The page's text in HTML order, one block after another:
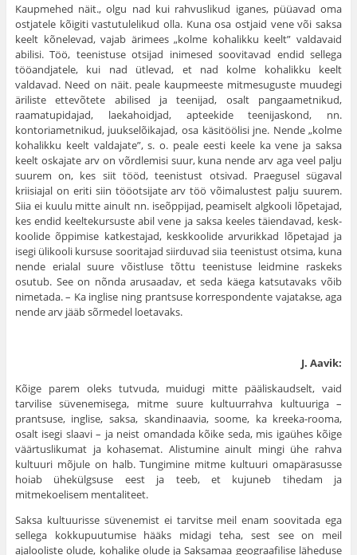
Kaupmehed näit., olgu nad kui rahvuslikud iganes, püüavad oma
ostja­tele kõigiti vastutulelikud olla. Kuna osa ostjaid vene või saksa
keelt kõne­levad, vajab ärimees „kolme kohalikku keelt” valdavaid
abilisi. Töö, teenis­tuse otsijad inimesed soovitavad endid sellega
tööandjatele, kui nad ütlevad, et nad kolme kohalikku keelt
valdavad. Need on näit. peale kaupmeeste mitme­suguste muudegi
äriliste ettevõtete abilised ja teenijad, osalt pangaametnikud,
raamatupidajad, laekahoidjad, apteekide teenijaskond, nn.
kontoriametnikud, juukselõikajad, osa käsitöölisi jne. Nende „kolme
kohalikku keelt valdajate”, s. o. peale eesti keele ka vene ja saksa
keelt oskajate arv on võrdlemisi suur, kuna nende arv aga veel palju
suurem on, kes siit tööd, teenistust otsivad. Praegusel sügaval
kriisiajal on eriti siin tööotsijate arv töö võimalustest palju suurem.
Siia ei kuulu mitte ainult nn. iseõppijad, peamiselt algkooli lõpe­tajad,
kes endid keeltekursuste abil vene ja saksa keeles täiendavad, kesk­
koolide õppimise katkestajad, keskkoolide arvurikkad lõpetajad ja
isegi üli­kooli kursuse sooritajad siirduvad siia teenistust otsima, kuna
nende erialal suure võistluse tõttu teenistuse leidmine raskeks
osutub. See on nõnda aru­saadav, et seda käega katsutavaks võib
nimetada. – Ka inglise ning prantsuse korrespondente vajatakse, aga
nende arv jääb sõrmedel loetavaks.
J. Aavik:
Kõige parem oleks tutvuda, muidugi mitte pääliskaudselt, vaid
tarvilise süvenemisega, mitme suure kultuurrahva kultuuriga –
prantsuse, inglise, saksa, skandinaavia, soome, ka kreeka-rooma,
osalt isegi slaavi – ja neist omandada kõike seda, mis igaühes kõige
väärtuslikumat ja kohasemat. Alistumine ainult mingi ühe rahva
kultuuri mõjule on halb. Tungimine mitme kultuuri omapärasusse
hoiab ühekülgsuse eest ja teeb, et kujuneb tihedam ja
mitmekoelisem mentaliteet.
Saksa kultuurisse süvenemist ei tarvitse meil enam soovitada ega
sellega kokkupuutumise hääks midagi teha, sest see on meil
ajalooliste olude, koha­like olude ja Saksamaa geograafilise läheduse